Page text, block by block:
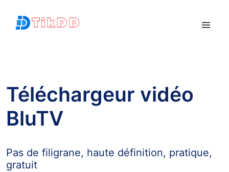
Téléchargeur vidéo
BluTV
Pas de filigrane, haute définition, pratique,
gratuit